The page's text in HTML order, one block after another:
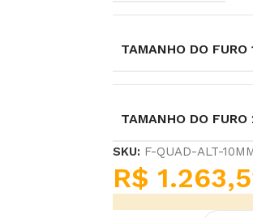
TAMANHO DO FURO
TAMANHO DO FURO
SKU: F-QUAD-ALT-
R$